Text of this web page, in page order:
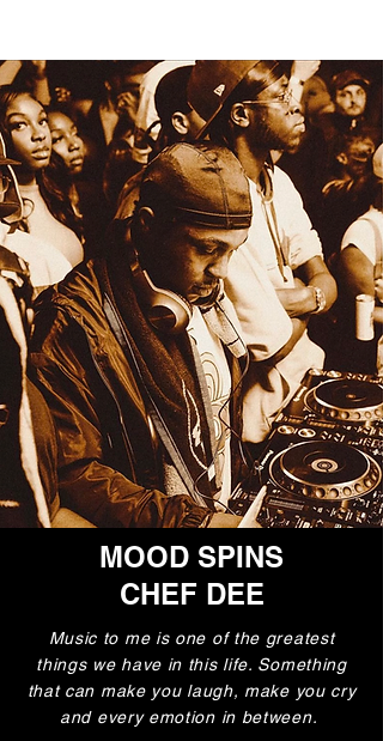
MOOD SPINS
CHEF DEE
Music to me is one of the greatest
things we have in this life. Something
that can make you laugh, make you cry
and every emotion in between.